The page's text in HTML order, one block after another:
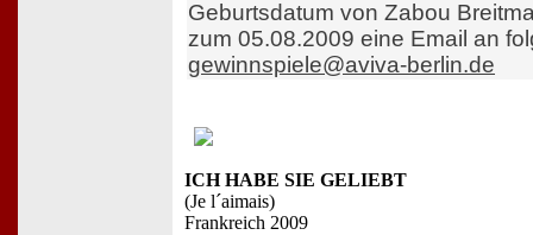
Geburtsdatum von Zabou
zum 05.08.2009 eine Email an
gewinnspiele@aviva-berlin.de
ICH HABE SIE GELIEBT
(Je l´aimais)
Frankreich 2009